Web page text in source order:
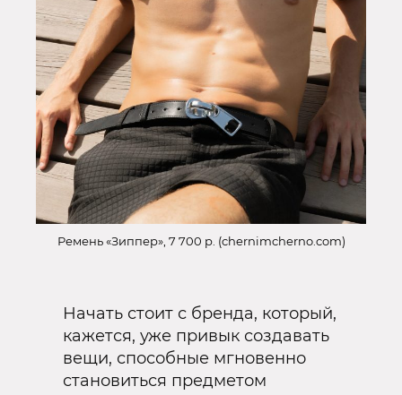
Ремень «Зиппер», 7 700 р. (chernimcherno.com)
Начать стоит с бренда, который,
кажется, уже привык создавать
вещи, способные мгновенно
становиться предметом